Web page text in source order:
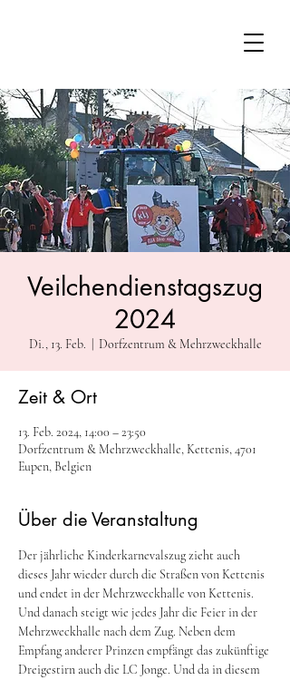
Veilchendienstagszug
2024
Di., 13. Feb. Dorfzentrum & Mehrzweckhalle
Zeit & Ort
13. Feb. 2024, 14:00 – 23:50
Dorfzentrum & Mehrzweckhalle, Kettenis, 4701
Eupen, Belgien
Über die Veranstaltung
Der jährliche Kinderkarnevalszug zieht auch
dieses Jahr wieder durch die Straßen von Kettenis
und endet in der Mehrzweckhalle von Kettenis.
Und danach steigt wie jedes Jahr die Feier in der
Mehrzweckhalle nach dem Zug. Neben dem
Empfang anderer Prinzen empfängt das zukünftige
Dreigestirn auch die LC Jonge. Und da in diesem